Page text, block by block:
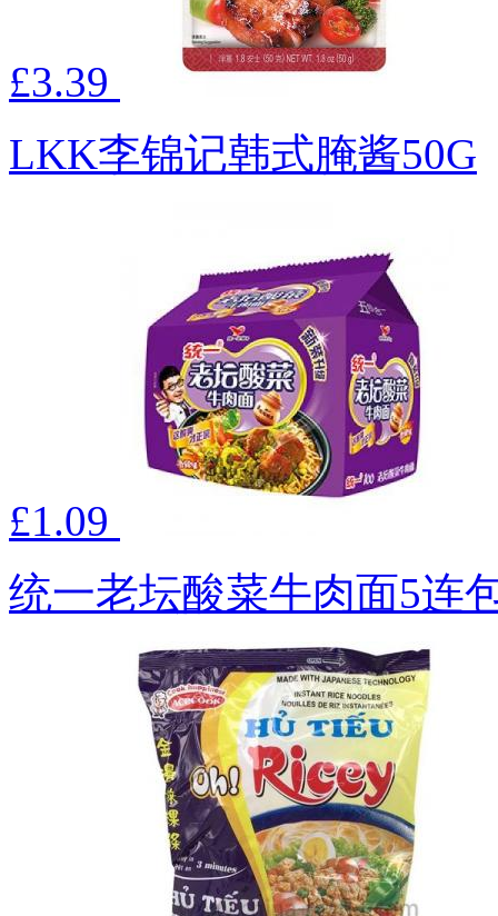
£3.39
LKK李锦记韩式腌酱50G
£1.09
统一老坛酸菜牛肉面5连